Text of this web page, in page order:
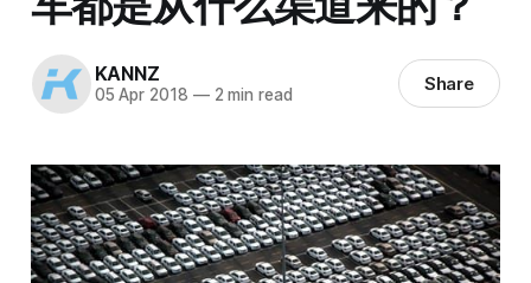
KANNZ
05 Apr 2018 —2 min read Share